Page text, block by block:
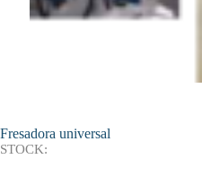
Fresadora universal
STOCK: